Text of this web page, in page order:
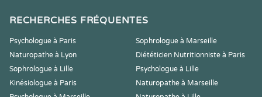
RECHERCHES FRÉQUENTES
Psychologue à Paris
Sophrologue à Marseille
Naturopathe à Lyon
Diététicien Nutritionniste à Paris
Sophrologue à Lille
Psychologue à Lille
Kinésiologue à Paris
Naturopathe à Marseille